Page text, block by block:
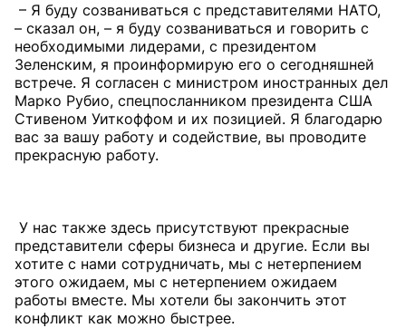
– Я буду созваниваться с представителями НАТО,
– сказал он, – я буду созваниваться и говорить с
необходимыми лидерами, с президентом
Зеленским, я проинформирую его о сегодняшней
встрече. Я согласен с министром иностранных дел
Марко Рубио, спецпосланником президента США
Стивеном Уиткоффом и их позицией. Я благодарю
вас за вашу работу и содействие, вы проводите
прекрасную работу.
У нас также здесь присутствуют прекрасные
представители сферы бизнеса и другие. Если вы
хотите с нами сотрудничать, мы с нетерпением
этого ожидаем, мы с нетерпением ожидаем
работы вместе. Мы хотели бы закончить этот
конфликт как можно быстрее.